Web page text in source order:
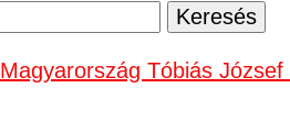
Magyarország Tóbiás